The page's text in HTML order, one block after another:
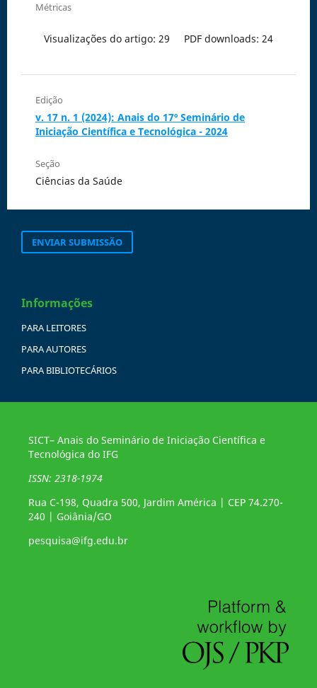
Métricas
Visualizações do artigo: 29 PDF downloads: 24
Edição
v. 17 n. 1 (2024): Anais do 17º Seminário de
Iniciação Científica e Tecnológica - 2024
Seção
Ciências da Saúde
ENVIAR SUBMISSÃO
Informações
PARA LEITORES
PARA AUTORES
PARA BIBLIOTECÁRIOS
SICT– Anais do Seminário de Iniciação Científica e
Tecnológica do IFG
ISSN: 2318-1974
Rua C-198, Quadra 500, Jardim América | CEP 74.270-
240 | Goiânia/GO
pesquisa@ifg.edu.br